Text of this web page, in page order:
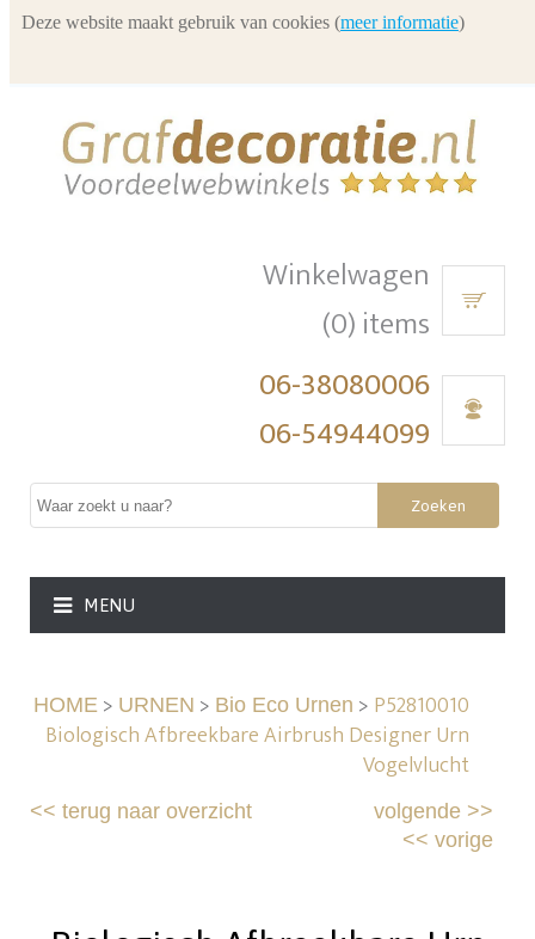
Winkelwagen
(0) items
06-38080006
06-54944099
Zoeken
MENU
HOME> URNEN > Bio Eco Urnen > P52810010
Biologisch Afbreekbare Airbrush Designer Urn
Vogelvlucht
<<terug naar overzicht volgende>>
<< vorige
Deze website maakt gebruik van cookies (meer informatie)